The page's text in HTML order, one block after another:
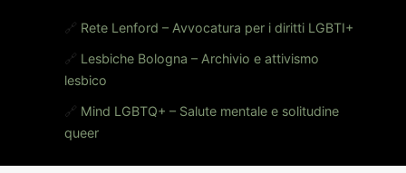
🔗 Rete Lenford – Avvocatura per i diritti LGBTI+
🔗 Lesbiche Bologna – Archivio e attivismo
lesbico
🔗 Mind LGBTQ+ – Salute mentale e solitudine
queer